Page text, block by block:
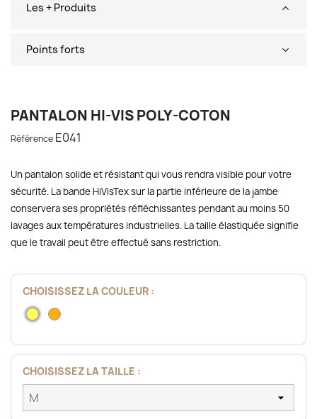
Les + Produits
Points forts
PANTALON HI-VIS POLY-COTON
Référence E041
Un pantalon solide et résistant qui vous rendra visible pour votre
sécurité. La bande HiVisTex sur la partie inférieure de la jambe
conservera ses propriétés réfléchissantes pendant au moins 50
lavages aux températures industrielles. La taille élastiquée signifie
que le travail peut être effectué sans restriction.
CHOISISSEZ LA COULEUR :
JauneOrange
CHOISISSEZ LA TAILLE :